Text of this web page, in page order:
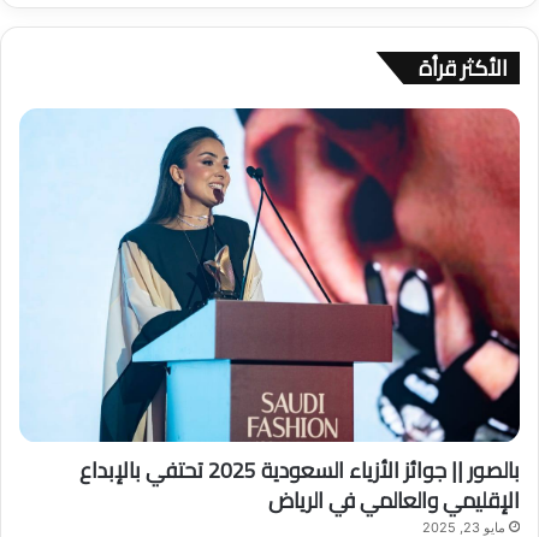
ح
الأكثر قرأة
بالصور || جوائز الأزياء السعودية 2025 تحتفي بالإبداع
الإقليمي والعالمي في الرياض
مايو 23, 2025